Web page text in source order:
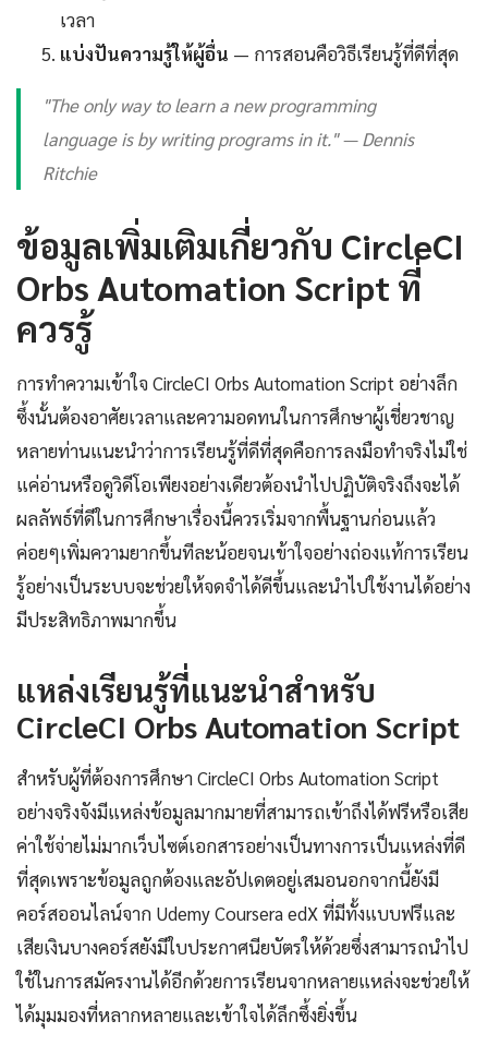
เวลา
แบ่งปันความรู้ให้ผู้อื่น — การสอนคือวิธีเรียนรู้ที่ดีที่สุด
"The only way to learn a new programming
language is by writing programs in it." — Dennis
Ritchie
ข้อมูลเพิ่มเติมเกี่ยวกับ CircleCI
Orbs Automation Script ที่
ควรรู้
การทำความเข้าใจ CircleCI Orbs Automation Script อย่างลึก
ซึ้งนั้นต้องอาศัยเวลาและความอดทนในการศึกษาผู้เชี่ยวชาญ
หลายท่านแนะนำว่าการเรียนรู้ที่ดีที่สุดคือการลงมือทำจริงไม่ใช่
แค่อ่านหรือดูวิดีโอเพียงอย่างเดียวต้องนำไปปฏิบัติจริงถึงจะได้
ผลลัพธ์ที่ดีในการศึกษาเรื่องนี้ควรเริ่มจากพื้นฐานก่อนแล้ว
ค่อยๆเพิ่มความยากขึ้นทีละน้อยจนเข้าใจอย่างถ่องแท้การเรียน
รู้อย่างเป็นระบบจะช่วยให้จดจำได้ดีขึ้นและนำไปใช้งานได้อย่าง
มีประสิทธิภาพมากขึ้น
แหล่งเรียนรู้ที่แนะนำสำหรับ
CircleCI Orbs Automation Script
สำหรับผู้ที่ต้องการศึกษา CircleCI Orbs Automation Script
อย่างจริงจังมีแหล่งข้อมูลมากมายที่สามารถเข้าถึงได้ฟรีหรือเสีย
ค่าใช้จ่ายไม่มากเว็บไซต์เอกสารอย่างเป็นทางการเป็นแหล่งที่ดี
ที่สุดเพราะข้อมูลถูกต้องและอัปเดตอยู่เสมอนอกจากนี้ยังมี
คอร์สออนไลน์จาก Udemy Coursera edX ที่มีทั้งแบบฟรีและ
เสียเงินบางคอร์สยังมีใบประกาศนียบัตรให้ด้วยซึ่งสามารถนำไป
ใช้ในการสมัครงานได้อีกด้วยการเรียนจากหลายแหล่งจะช่วยให้
ได้มุมมองที่หลากหลายและเข้าใจได้ลึกซึ้งยิ่งขึ้น